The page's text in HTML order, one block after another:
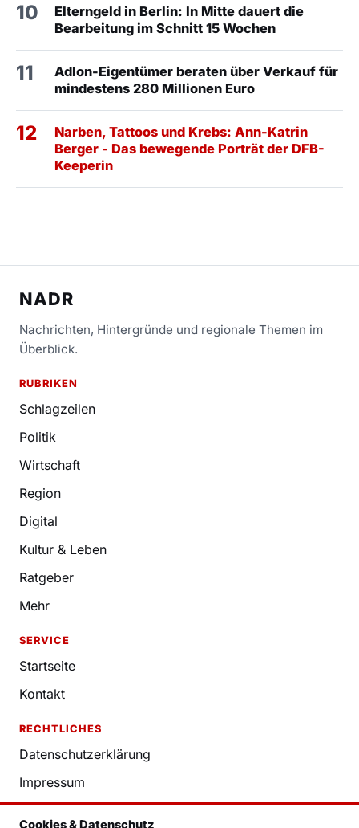
Cookies & Datenschutz
10
Elterngeld in Berlin: In Mitte dauert die
Bearbeitung im Schnitt 15 Wochen
11
Adlon-Eigentümer beraten über Verkauf für
mindestens 280 Millionen Euro
12
Narben, Tattoos und Krebs: Ann-Katrin
Berger - Das bewegende Porträt der DFB-
Keeperin
NADR
Nachrichten, Hintergründe und regionale Themen im
Überblick.
RUBRIKEN
Schlagzeilen
Politik
Wirtschaft
Region
Digital
Kultur & Leben
Ratgeber
Mehr
SERVICE
Startseite
Kontakt
RECHTLICHES
Datenschutzerklärung
Impressum